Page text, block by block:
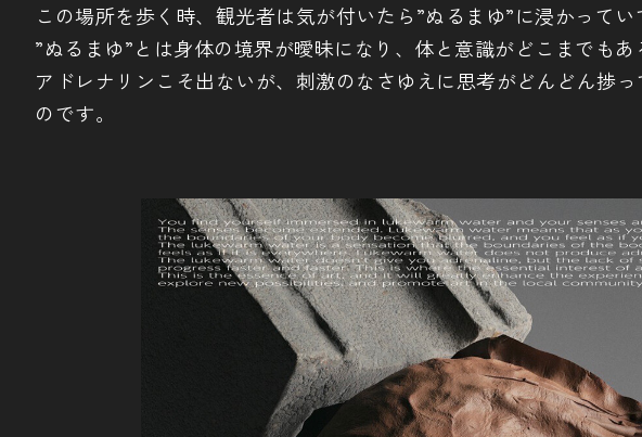
この場所を歩く時、観光者は気が付いたら”ぬるまゆ”に浸かって
”ぬるまゆ”とは身体の境界が曖昧になり、体と意識がどこまでもあ
アドレナリンこそ出ないが、刺激のなさゆえに思考がどんどん捗
のです。